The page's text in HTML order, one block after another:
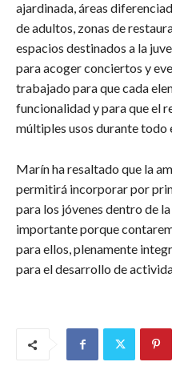
ajardinada, áreas
de adultos, zonas de
espacios destinados a la
para acoger conciertos y
trabajado para que cada
funcionalidad y para que el
múltiples usos durante todo
​Marín ha resaltado que la
permitirá incorporar por
para los jóvenes dentro de
importante porque
para ellos, plenamente
para el desarrollo de